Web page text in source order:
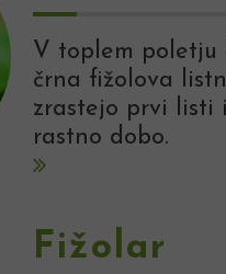
V toplem poletju
črna fižolova
zrastejo prvi listi
rastno dobo.
Fižolar